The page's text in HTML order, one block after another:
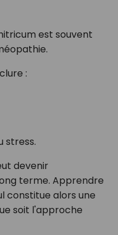
est souvent
:
stress.
devenir
terme. Apprendre
constitue alors une
soit l'approche